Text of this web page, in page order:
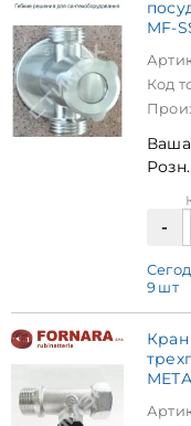
MF-
Код
9 шт